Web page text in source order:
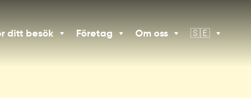
ditt besök Företag Om oss 🇸🇪